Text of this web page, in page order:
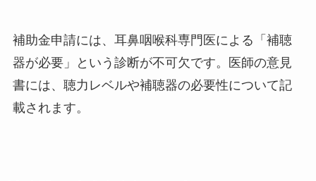
補助金申請には、耳鼻咽喉科専門医による「補聴
器が必要」という診断が不可欠です。医師の意見
書には、聴力レベルや補聴器の必要性について記
載されます。